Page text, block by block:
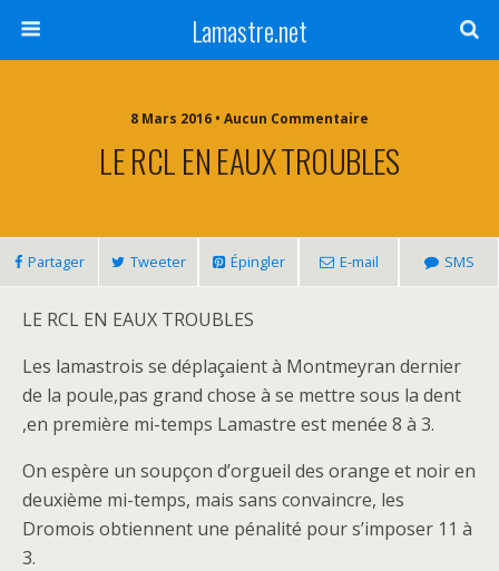
Lamastre.net
8 Mars 2016 • Aucun Commentaire
LE RCL EN EAUX TROUBLES
Partager Tweeter Épingler E-mail SMS
LE RCL EN EAUX TROUBLES
Les lamastrois se déplaçaient à Montmeyran dernier
de la poule,pas grand chose à se mettre sous la dent
,en première mi-temps Lamastre est menée 8 à 3.
On espère un soupçon d’orgueil des orange et noir en
deuxième mi-temps, mais sans convaincre, les
Dromois obtiennent une pénalité pour s’imposer 11 à
3.